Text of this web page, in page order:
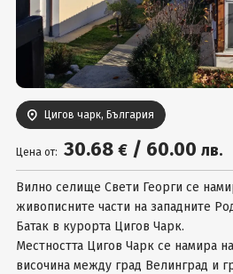
Услуги
Вход
Цигов чарк, България
Цена от: 30.68 € / 60.00 лв.
Вилно селище Свети Георги се
живописните части на западните
Батак в курорта Цигов Чарк.
Местността Цигов Чарк се намира
височина между град Велинград и